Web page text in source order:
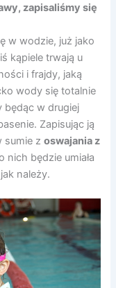
zapisaliśmy się
w wodzie, już jako
kąpiele trwają u
i frajdy, jaką
wody się totalnie
będąc w drugiej
Zapisując ją
sumie zoswajania z
nich będzie umiała
należy.